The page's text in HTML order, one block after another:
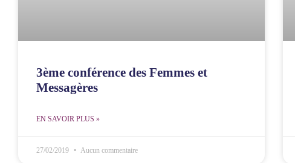
3ème conférence des Femmes et
Messagères
EN SAVOIR PLUS »
27/02/2019 Aucun commentaire